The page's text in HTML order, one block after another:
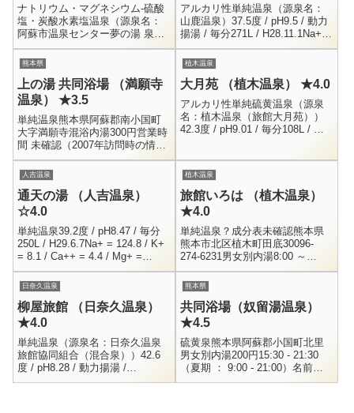
ナトリウム・マグネシウム-硫酸
塩・炭酸水素塩温泉（源泉名：
阿蘇市温泉センター夢の湯 泉
源）54.9度 / pH6.87 / 毎分260L /
動力揚湯 / R7.7.31Na+ =...
アルカリ性単純温泉（源泉名：
山鹿温泉）37.5度 / pH9.5 / 動力
揚湯 / 毎分271L / H28.11.1Na+ =
45.7 / K+ = 0.3 / Ca+ = 1...
熊本県
上の湯 共同浴場 （満願寺
温泉） ★3.5
単純温泉熊本県阿蘇郡南小国町
大字満願寺混浴内湯300円営業時
間 未確認（2007年訪問時の情報
です）満願寺温泉にある共同浴
場です。満願寺温泉館と言う、
共同浴場っぽい施設も近くにあ
り...
植木温泉
大月苑 （植木温泉） ★4.0
アルカリ性単純硫黄温泉（源泉
名：植木温泉（旅館大月苑））
42.3度 / pH9.01 / 毎分108L / 動
人吉温泉
通天の湯 （人吉温泉）
☆4.0
単純温泉39.2度 / pH8.47 / 毎分
250L / H29.6.7Na+ = 124.8 / K+
= 8.1 / Ca++ = 4.4 / Mg+ =
0.8Sr+ = ...
植木温泉
旅館いろは （植木温泉）
★4.0
単純温泉？成分表未確認熊本県
熊本市北区植木町田底30096-
274-6231男女別内湯8:00 ～
22:00 （受付21時まで）大人 500
円、小人 200円植木温泉にある
立ち寄...
日奈久温泉
柳屋旅館 （日奈久温泉）
★4.0
単純温泉（源泉名：日奈久温泉
旅館協同組合（混合泉））42.6
度 / pH8.28 / 動力揚湯 /
H30.9.21Na+ = 205 / K+ = 1.6 /
熊本県
共同浴場（奴留湯温泉）
★4.5
硫黄泉熊本県阿蘇郡小国町北里
男女別内湯200円15:30 - 21:30
（夏期 ： 9:00 - 21:00）名前の
通りで、奴留湯温泉にある共同